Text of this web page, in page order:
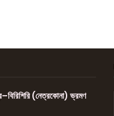
(নেত্রকোনা) ভ্রমণ